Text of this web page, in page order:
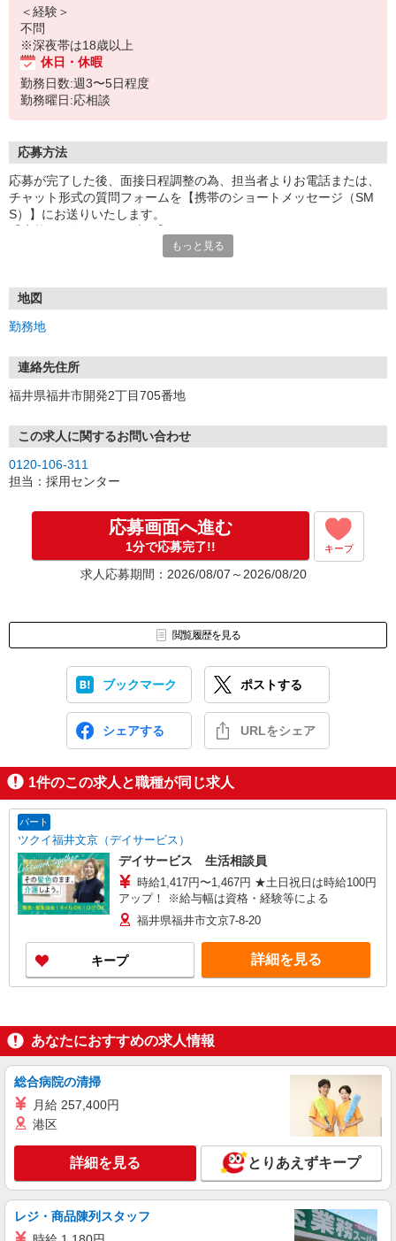
＜経験＞
不問
※深夜帯は18歳以上
休日・休暇
勤務日数:週3〜5日程度
勤務曜日:応相談
応募方法
応募が完了した後、面接日程調整の為、担当者よりお電話または、
チャット形式の質問フォームを【携帯のショートメッセージ（SM
S）】にお送りいたします。
1.応募…Webもしくはお電話より応募ください。
※実技試験はドライバーの職種のみとなります。
もっと見る
地図
勤務地
連絡先住所
福井県福井市開発2丁目705番地
この求人に関するお問い合わせ
0120-106-311
担当：採用センター
応募画面へ進む
1分で応募完了!! キープ
求人応募期間：2026/08/07～2026/08/20
閲覧履歴を見る
ブックマーク ポストする
シェアする URLをシェア
1件のこの求人と職種が同じ求人
パート
ツクイ福井文京（デイサービス）
デイサービス 生活相談員
時給1,417円〜1,467円 ★土日祝日は時給100円
アップ！ ※給与幅は資格・経験等による
福井県福井市文京7-8-20
キープ 詳細を見る
あなたにおすすめの求人情報
総合病院の清掃
月給 257,400円
港区
詳細を見る とりあえずキープ
レジ・商品陳列スタッフ